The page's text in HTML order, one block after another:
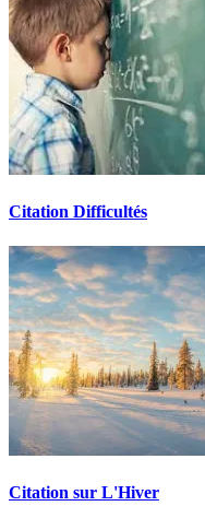
Citation Difficultés
Citation sur L'Hiver